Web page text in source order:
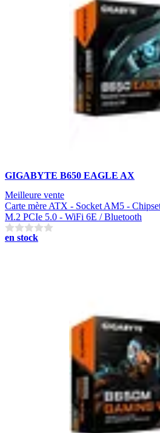
GIGABYTE B650 EAGLE AX
Meilleure vente
Carte mère ATX - Socket AM5 -
M.2 PCIe 5.0 - WiFi 6E / Bluetooth
en stock